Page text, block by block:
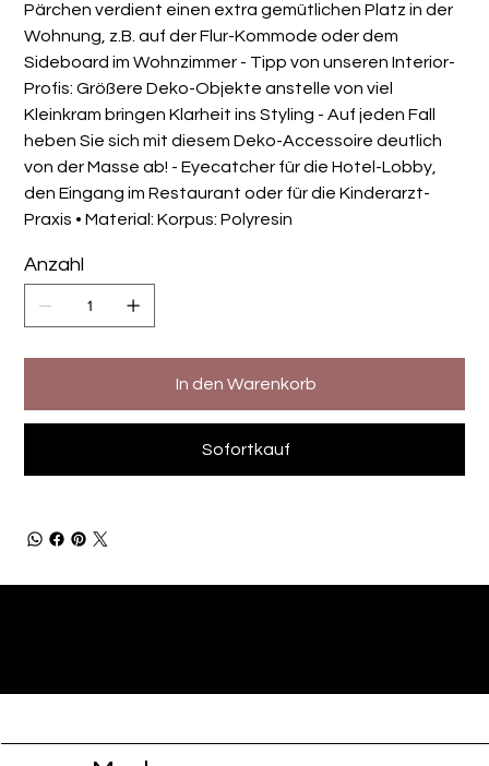
Pärchen verdient einen extra gemütlichen Platz in der
Wohnung, z.B. auf der Flur-Kommode oder dem
Sideboard im Wohnzimmer - Tipp von unseren Interior-
Profis: Größere Deko-Objekte anstelle von viel
Kleinkram bringen Klarheit ins Styling - Auf jeden Fall
heben Sie sich mit diesem Deko-Accessoire deutlich
von der Masse ab! - Eyecatcher für die Hotel-Lobby,
den Eingang im Restaurant oder für die Kinderarzt-
Praxis • Material: Korpus: Polyresin
Anzahl
In den Warenkorb
Sofortkauf